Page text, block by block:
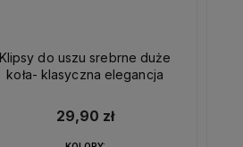
Klipsy do uszu srebrne duże
koła- klasyczna elegancja
29,90 zł